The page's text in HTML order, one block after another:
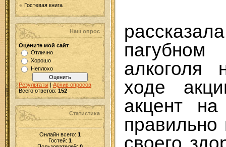
Гостевая книга
Наш опрос
Оцените мой сайт
Отлично
Хорошо
Неплохо
Результаты | Архив опросов
Всего ответов: 152
Статистика
Онлайн всего: 1
Гостей: 1
алкоголя
ходе
акцент